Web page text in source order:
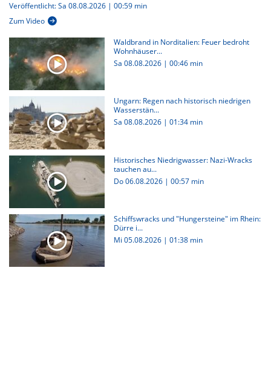
Veröffentlicht: Sa 08.08.2026 | 00:59 min
Zum Video
Waldbrand in Norditalien: Feuer bedroht
Wohnhäuser...
Sa 08.08.2026 | 00:46 min
Ungarn: Regen nach historisch niedrigen
Wasserstän...
Sa 08.08.2026 | 01:34 min
Historisches Niedrigwasser: Nazi-Wracks
tauchen au...
Do 06.08.2026 | 00:57 min
Schiffswracks und "Hungersteine" im Rhein:
Dürre i...
Mi 05.08.2026 | 01:38 min